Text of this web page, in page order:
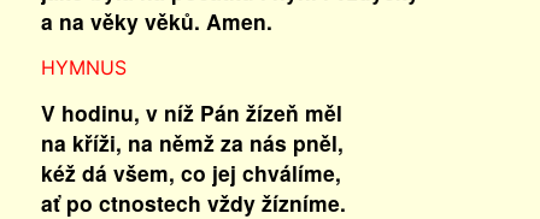
a na věky věků. Amen.
HYMNUS
V hodinu, v níž Pán žízeň měl
na kříži, na němž za nás pněl,
kéž dá všem, co jej chválíme,
ať po ctnostech vždy žízníme.